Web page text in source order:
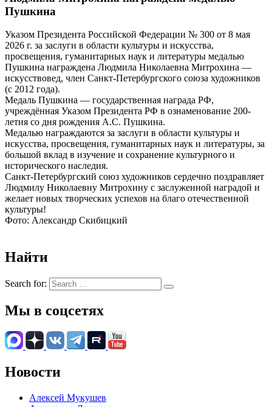
Пушкина
Указом Президента Российской Федерации № 300 от 8 мая
2026 г. за заслуги в области культуры и искусства,
просвещения, гуманитарных наук и литературы медалью
Пушкина награждена Людмила Николаевна Митрохина —
искусствовед, член Санкт-Петербургского союза художников
(с 2012 года).
Медаль Пушкина — государственная награда РФ,
учреждённая Указом Президента РФ в ознаменование 200-
летия со дня рождения А.С. Пушкина.
Медалью награждаются за заслуги в области культуры и
искусства, просвещения, гуманитарных наук и литературы, за
большой вклад в изучение и сохранение культурного и
исторического наследия.
Санкт-Петербургский союз художников сердечно поздравляет
Людмилу Николаевну Митрохину с заслуженной наградой и
желает новых творческих успехов на благо отечественной
культуры!
Фото: Александр Скибицкий
Найти
Search for:
Мы в соцсетях
Новости
Алексей Мукушев